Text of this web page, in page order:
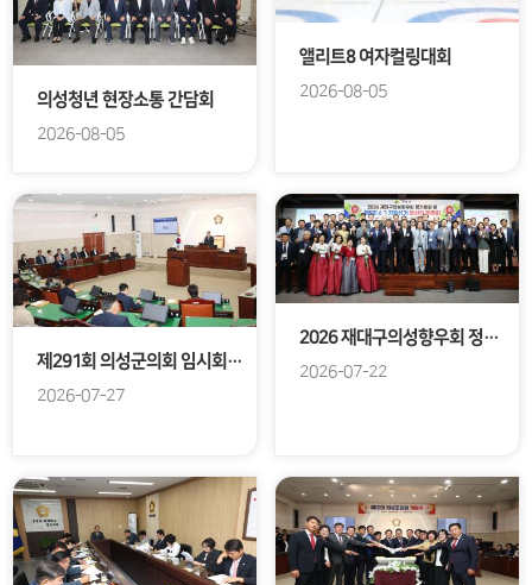
의성청년 현장소통 간담회
2026-08-05
앨리트8 여자컬링대회
2026-08-05
제291회 의성군의회 임시회 개회
2026-07-27
2026 재대구의성향우회 정기총회
2026-07-22